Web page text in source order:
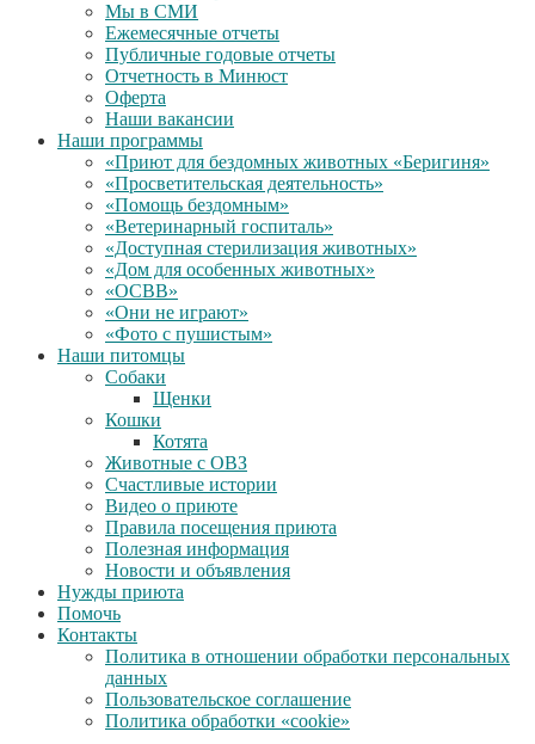
Мы в СМИ
Ежемесячные отчеты
Публичные годовые отчеты
Отчетность в Минюст
Оферта
Наши вакансии
Наши программы
«Приют для бездомных животных «Беригиня»
«Просветительская деятельность»
«Помощь бездомным»
«Ветеринарный госпиталь»
«Доступная стерилизация животных»
«Дом для особенных животных»
«ОСВВ»
«Они не играют»
«Фото с пушистым»
Наши питомцы
Собаки
Щенки
Кошки
Котята
Животные с ОВЗ
Счастливые истории
Видео о приюте
Правила посещения приюта
Полезная информация
Новости и объявления
Нужды приюта
Помочь
Контакты
Политика в отношении обработки персональных
данных
Пользовательское соглашение
Политика обработки «cookie»